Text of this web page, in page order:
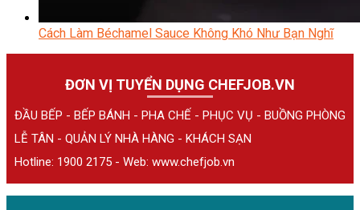
Cách Làm Béchamel Sauce Không Khó Như Bạn Nghĩ
ĐƠN VỊ TUYỂN DỤNG CHEFJOB.VN
ĐẦU BẾP - BẾP BÁNH - PHA CHẾ - PHỤC VỤ - BUỒNG PHÒNG
LỄ TÂN - QUẢN LÝ NHÀ HÀNG - KHÁCH SẠN
Hotline: 1900 2175 - Web: www.chefjob.vn